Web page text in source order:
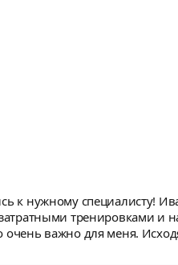
Иван очень грамотный
тренировками и
очень важно для меня.